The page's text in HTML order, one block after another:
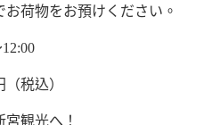
荷物をお預けください。
税込）
観光へ！